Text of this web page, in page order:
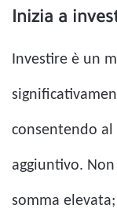
Inizia a
Investire è un
consentendo
aggiuntivo.
somma